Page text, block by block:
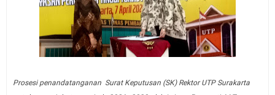
Prosesi penandatanganan Surat Keputusan (SK) Rektor UTP Surakarta